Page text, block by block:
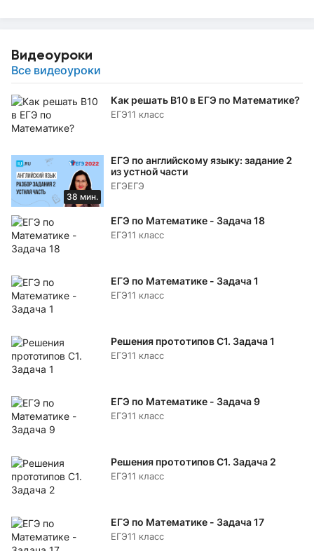
Видеоуроки
Все видеоуроки
Как решать B10 в ЕГЭ по Математике?
ЕГЭ11 класс
38 мин.
ЕГЭ по английскому языку: задание 2
из устной части
ЕГЭЕГЭ
ЕГЭ по Математике - Задача 18
ЕГЭ11 класс
ЕГЭ по Математике - Задача 1
ЕГЭ11 класс
Решения прототипов C1. Задача 1
ЕГЭ11 класс
ЕГЭ по Математике - Задача 9
ЕГЭ11 класс
Решения прототипов C1. Задача 2
ЕГЭ11 класс
ЕГЭ по Математике - Задача 17
ЕГЭ11 класс